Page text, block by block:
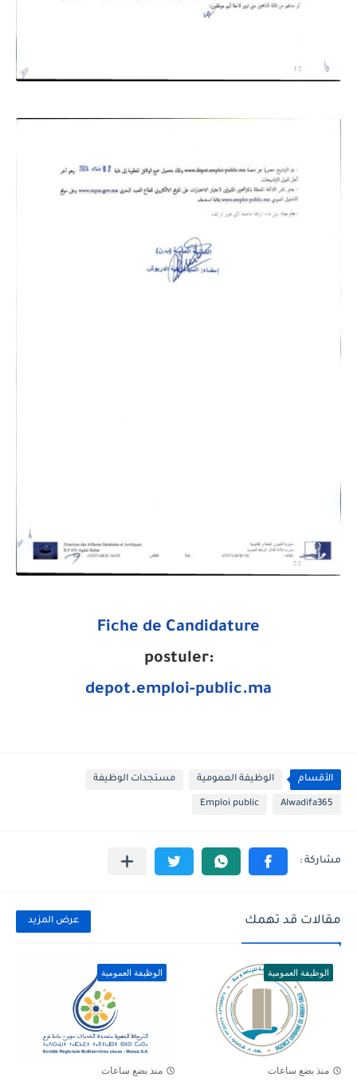
Fiche de Candidature
postuler:
depot.emploi-public.ma
الأقسام الوظيفة العمومية مستجدات الوظيفة
Alwadifa365
Emploi public
مقالات قد تهمك عرض المزيد
الوظيفة العمومية
منذ بضع ساعات
الوظيفة العمومية
منذ بضع ساعات